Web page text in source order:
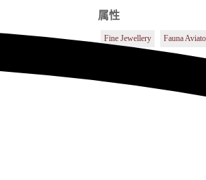
属性
Fine Jewellery Fauna